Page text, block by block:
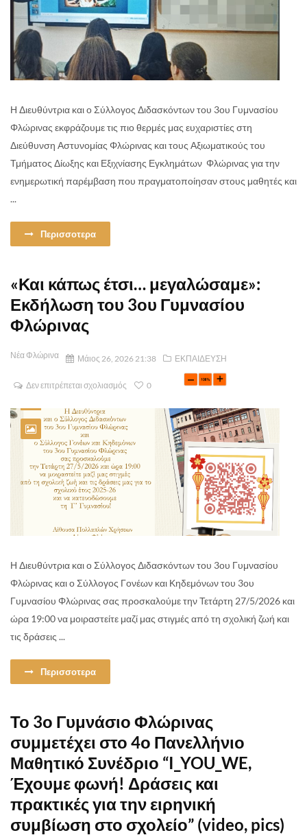
Η Διευθύντρια και ο Σύλλογος Διδασκόντων του 3ου Γυμνασίου
Φλώρινας εκφράζουμε τις πιο θερμές μας ευχαριστίες στη
Διεύθυνση Αστυνομίας Φλώρινας και τους Αξιωματικούς του
Τμήματος Δίωξης και Εξιχνίασης Εγκλημάτων Φλώρινας για την
ενημερωτική παρέμβαση που πραγματοποίησαν στους μαθητές και
...
Περισσοτερα
«Και κάπως έτσι… μεγαλώσαμε»:
Εκδήλωση του 3ου Γυμνασίου
Φλώρινας
Νέα Φλώρινα Μάιος 26, 2026 21:38 ΕΚΠΑΙΔΕΥΣΗ
Δεν επιτρέπεται σχολιασμός 0
Η Διευθύντρια και ο Σύλλογος Διδασκόντων του 3ου Γυμνασίου
Φλώρινας και ο Σύλλογος Γονέων και Κηδεμόνων του 3ου
Γυμνασίου Φλώρινας σας προσκαλούμε την Τετάρτη 27/5/2026 και
ώρα 19:00 να μοιραστείτε μαζί μας στιγμές από τη σχολική ζωή και
τις δράσεις ...
Περισσοτερα
Το 3ο Γυμνάσιο Φλώρινας
συμμετέχει στο 4ο Πανελλήνιο
Μαθητικό Συνέδριο “I_YOU_WE,
Έχουμε φωνή! Δράσεις και
πρακτικές για την ειρηνική
συμβίωση στο σχολείο” (video, pics)